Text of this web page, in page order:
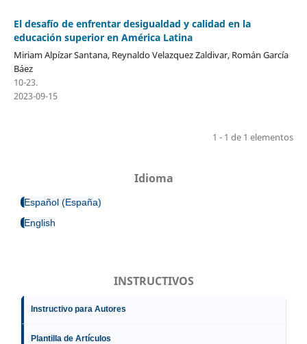
El desafío de enfrentar desigualdad y calidad en la
educación superior en América Latina
Miriam Alpízar Santana, Reynaldo Velazquez Zaldivar, Román García
Báez
10-23.
2023-09-15
1 - 1 de 1 elementos
Idioma
Español (España)
English
INSTRUCTIVOS
Instructivo para Autores
Plantilla de Artículos